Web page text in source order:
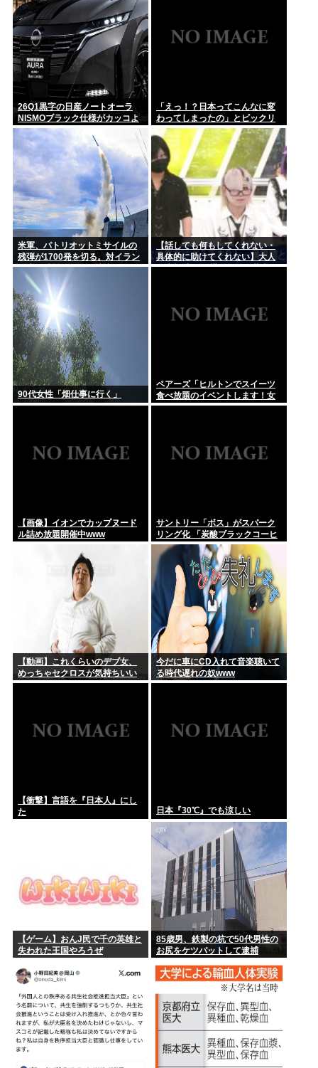
石橋貴明、24年前のセクハラ被害者から許される「むしろ嬉
しかった...
うんこ漏らして泣きながらパンツ洗ってるおっさんが盗撮され
る
明石家さんま、どこでもドア不要論を主張「俺は不便。おもし
ろくない...
お盆だよ‼全員集合‼
ペアーズ「ヒルトンホテルでスイーツ食べ放題のマッチングイ
ベントや...
26Q1黒字の日産ノートオーラ
NISMOブラック仕様がカッコよ
くてなんか悔しい
「えっ！？日本ってこんなに変
わってしまったの」とビックリ
したこと
米軍、パトリオットミサイルの
残弾が1700発を切る。対イラン
で大量消耗した分を補填するの
に2年以上かかる模様。
【話しても何もしてくれない・
具体的に助けてくれない】大人
に失望感 トー横に集まる若者
90代女性「畑仕事に行く」
ペアーズ「ヒルトンでスイーツ
食べ放題のイベントします！女
2500円男7000円！！！」→男が
【画像】イオンでカップヌード
ル詰め放題開催中www
サントリー「ボス」がスパーク
リング化 「炭酸ブラックコーヒ
ー」に
【動画】これくらいのデブ女、
めっちゃセクロスが気持ちいい
ww
今だに車にCD入れて音楽聴いて
る時代遅れの奴www
【衝撃】言語を『日本人』にし
た
日本『30℃』でも涼しい
【ゲーム】おんJ民で千の英雄と
失われた王国やろうぜ
85歳男、鉄製の杭で50代男性の
お尻をケツバットして逮捕